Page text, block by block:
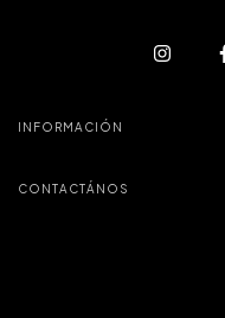
INFORMACIÓN
CONTACTÁNOS